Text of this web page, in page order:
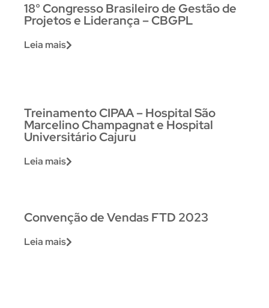
18° Congresso Brasileiro de Gestão de
Projetos e Liderança – CBGPL
Leia mais
Treinamento CIPAA – Hospital São
Marcelino Champagnat e Hospital
Universitário Cajuru
Leia mais
Convenção de Vendas FTD 2023
Leia mais